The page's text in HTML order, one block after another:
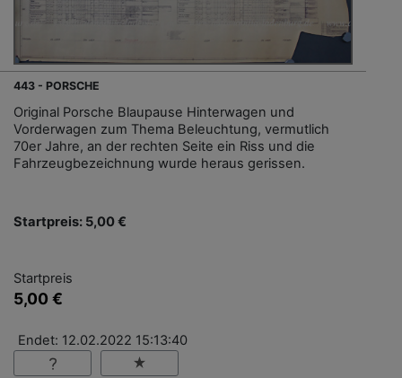
443 - PORSCHE
Original Porsche Blaupause Hinterwagen und
Vorderwagen zum Thema Beleuchtung, vermutlich
70er Jahre, an der rechten Seite ein Riss und die
Fahrzeugbezeichnung wurde heraus gerissen.
Startpreis: 5,00 €
Startpreis
5,00 €
Endet: 12.02.2022 15:13:40